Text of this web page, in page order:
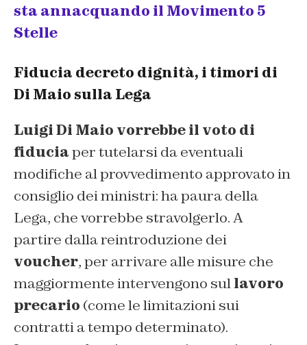
sta annacquando il Movimento 5
Stelle
Fiducia decreto dignità, i timori di
Di Maio sulla Lega
Luigi Di Maio vorrebbe il voto di
fiduciaper tutelarsi da eventuali
modifiche al provvedimento approvato in
consiglio dei ministri: ha paura della
Lega, che vorrebbe stravolgerlo. A
partire dalla reintroduzione dei
voucher, per arrivare alle misure che
maggiormente intervengono sullavoro
precario (come le limitazioni sui
contratti a tempo determinato).